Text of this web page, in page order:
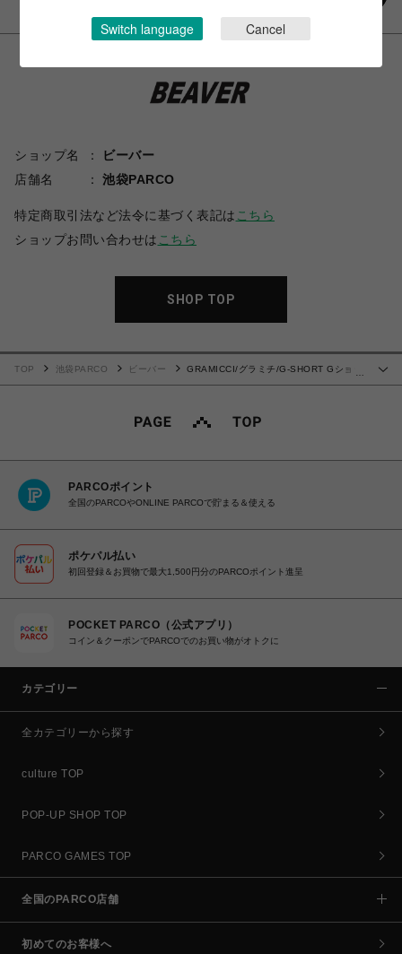
ショップ名
ビーバー
店舗名
池袋PARCO
特定商取引法など法令に基づく表記は こちら
ショップお問い合わせは こちら
SHOP TOP
TOP 池袋PARCO ビーバー
GRAMICCI/グラミチ/G-SHORT Gショー
PARCOポイント
全国のPARCOやONLINE PARCOで貯まる＆使える
ポケパル払い
初回登録＆お買物で最大1,500円分のPARCOポイント進呈
POCKET PARCO（公式アプリ）
コイン＆クーポンでPARCOでのお買い物がオトクに
カテゴリー
全カテゴリーから探す
culture TOP
POP-UP SHOP TOP
PARCO GAMES TOP
全国のPARCO店舗
初めてのお客様へ
Switch language Cancel